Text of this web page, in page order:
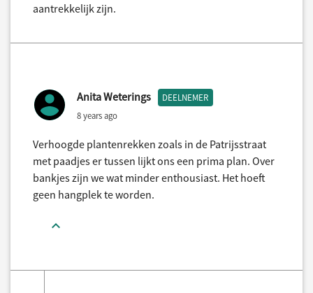
aantrekkelijk zijn.
Anita Weterings DEELNEMER
8 years ago
Verhoogde plantenrekken zoals in de Patrijsstraat
met paadjes er tussen lijkt ons een prima plan. Over
bankjes zijn we wat minder enthousiast. Het hoeft
geen hangplek te worden.